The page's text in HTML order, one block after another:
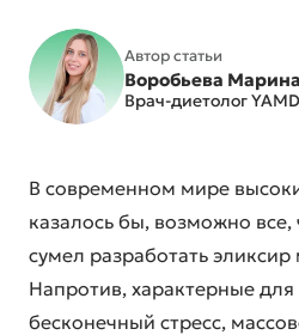
Автор статьи
Воробьева
Врач-диетолог
В современном мире
казалось бы, возможно все,
сумел разработать
Напротив, характерные
бесконечный стресс,